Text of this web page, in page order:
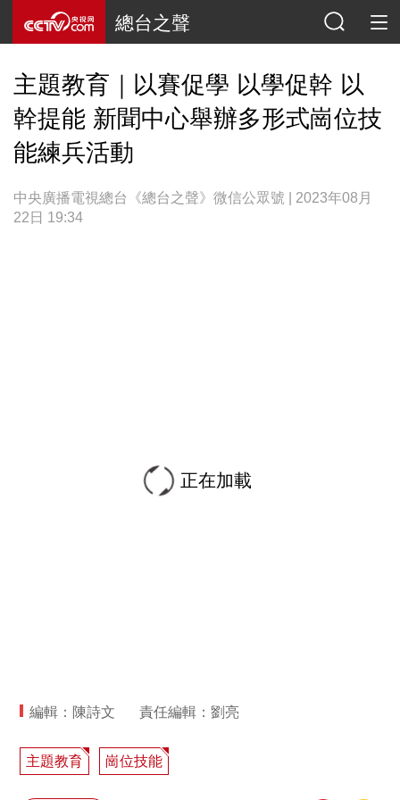
總台之聲
主題教育｜以賽促學 以學促幹 以
幹提能 新聞中心舉辦多形式崗位技
能練兵活動
中央廣播電視總台《總台之聲》微信公眾號 | 2023年08月
22日 19:34
正在加載
編輯：陳詩文 責任編輯：劉亮
主題教育 崗位技能